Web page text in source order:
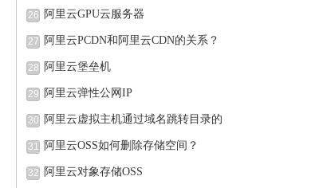
26 阿里云GPU云服务器
27 阿里云PCDN和阿里云CDN的关系？
28 阿里云堡垒机
29 阿里云弹性公网IP
30 阿里云虚拟主机通过域名跳转目录的
31 阿里云OSS如何删除存储空间？
32 阿里云对象存储OSS